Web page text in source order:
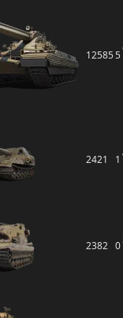
125855
2421 1
2382 0